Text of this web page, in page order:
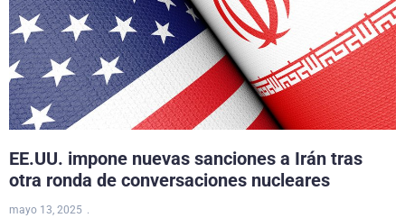
EE.UU. impone nuevas sanciones a Irán tras
otra ronda de conversaciones nucleares
mayo 13, 2025